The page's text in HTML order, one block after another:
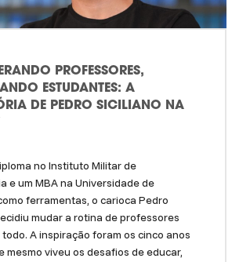
PROFESSORES,
ESTUDANTES: A
DE PEDRO SICILIANO NA
no Instituto Militar de
e um MBA na Universidade de
ferramentas, o carioca Pedro
mudar a rotina de professores
A inspiração foram os cinco anos
mesmo viveu os desafios de educar,